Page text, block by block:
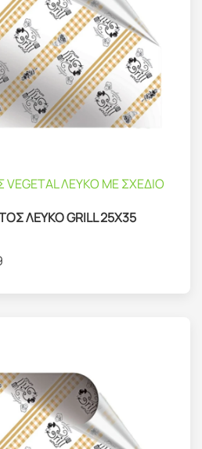
ΛΕΥΚΟ ΜΕ ΣΧΕΔΙΟ
ΛΕΥΚΟ GRILL 25Χ35